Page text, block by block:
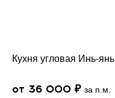
Кухня угловая Инь-янь
от 36 000 ₽ за п.м.